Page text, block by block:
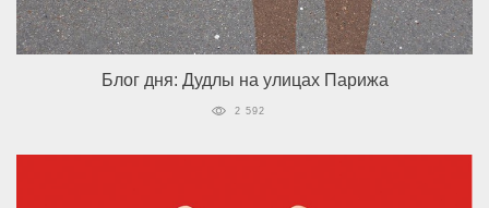
Блог дня: Дудлы на улицах Парижа
2 592